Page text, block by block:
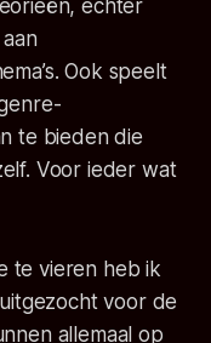
echter
Ook speelt
te bieden die
Voor ieder wat
te vieren heb ik
voor de
allemaal op